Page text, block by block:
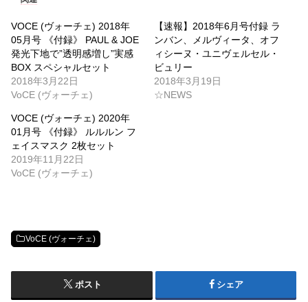
VOCE (ヴォーチェ) 2018年
05月号 《付録》 PAUL & JOE
発光下地で”透明感増し”実感
BOX スペシャルセット
2018年3月22日
VoCE (ヴォーチェ)
【速報】2018年6月号付録 ラ
ンバン、メルヴィータ、オフ
ィシーヌ・ユニヴェルセル・
ビュリー
2018年3月19日
☆NEWS
VOCE (ヴォーチェ) 2020年
01月号 《付録》 ルルルン フ
ェイスマスク 2枚セット
2019年11月22日
VoCE (ヴォーチェ)
VoCE (ヴォーチェ)
ポスト シェア